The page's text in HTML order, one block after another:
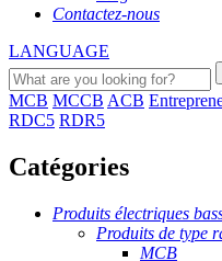
Contactez-nous
LANGUAGE
MCB MCCB ACB
RDC5 RDR5
Catégories
Produits électriques
Produits de type
MCB